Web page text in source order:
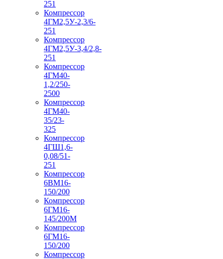
251
Компрессор
4ГМ2,5У-2,3/6-
251
Компрессор
4ГМ2,5У-3,4/2,8-
251
Компрессор
4ГМ40-
1,2/250-
2500
Компрессор
4ГМ40-
35/23-
325
Компрессор
4ГШ1,6-
0,08/51-
251
Компрессор
6ВМ16-
150/200
Компрессор
6ГМ16-
145/200М
Компрессор
6ГМ16-
150/200
Компрессор